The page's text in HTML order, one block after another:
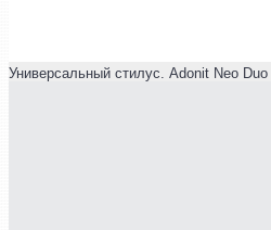
Универсальный стилус. Adonit Neo Duo